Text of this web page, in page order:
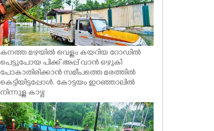
കനത്ത മഴയിൽ വെള്ളം കയറിയ റോഡിൽ
പെട്ടുപോയ പിക്ക് അപ്പ് വാൻ ഒഴുകി
പോകാതിരിക്കാൻ സമീപത്തെ മരത്തിൽ
കെട്ടിയിട്ടപ്പോൾ. കോട്ടയം ഇറഞ്ഞാലിൽ
നിന്നുള്ള കാഴ്ച